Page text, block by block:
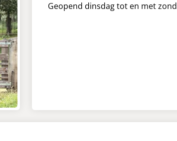
Geopend dinsdag tot en met